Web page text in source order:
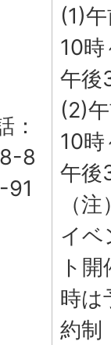
：
8
91
(1)
10時
午後
(2)
10時
午後
（
イベ
ト開
時は
約制